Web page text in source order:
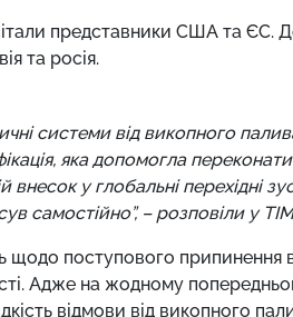
представники США та ЄС.
та росія.
системи від викопного
яка допомогла переконати
у глобальні перехідні
самостійно”, – розповіли у
щодо поступового припинення
Адже на жодному
відмови від викопного